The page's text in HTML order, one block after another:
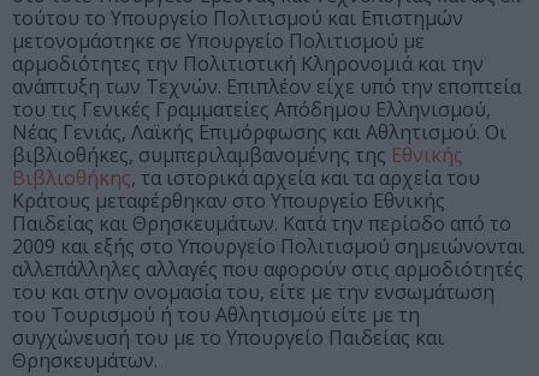
τούτου το Υπουργείο Πολιτισμού και Επιστημών
μετονομάστηκε σε Υπουργείο Πολιτισμού με
αρμοδιότητες την Πολιτιστική Κληρονομιά και την
ανάπτυξη των Τεχνών. Επιπλέον είχε υπό την εποπτεία
του τις Γενικές Γραμματείες Απόδημου Ελληνισμού,
Νέας Γενιάς, Λαϊκής Επιμόρφωσης και Αθλητισμού. Οι
βιβλιοθήκες, συμπεριλαμβανομένης της Εθνικής
Βιβλιοθήκης, τα ιστορικά αρχεία και τα αρχεία του
Κράτους μεταφέρθηκαν στο Υπουργείο Εθνικής
Παιδείας και Θρησκευμάτων. Κατά την περίοδο από το
2009 και εξής στο Υπουργείο Πολιτισμού σημειώνονται
αλλεπάλληλες αλλαγές που αφορούν στις αρμοδιότητές
του και στην ονομασία του, είτε με την ενσωμάτωση
του Τουρισμού ή του Αθλητισμού είτε με τη
συγχώνευσή του με το Υπουργείο Παιδείας και
Θρησκευμάτων.